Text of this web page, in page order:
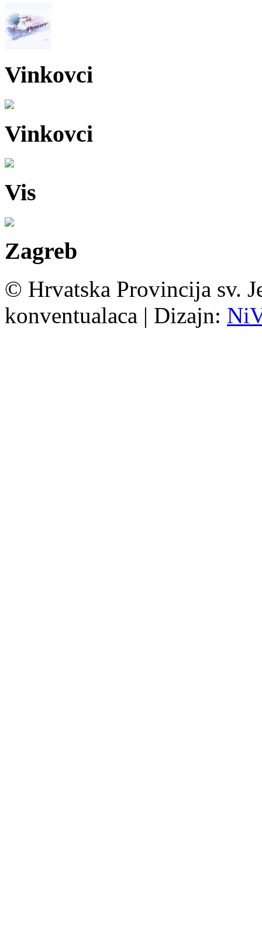
Vinkovci
Vinkovci
Vis
Zagreb
© Hrvatska Provincija sv.
konventualaca | Dizajn: